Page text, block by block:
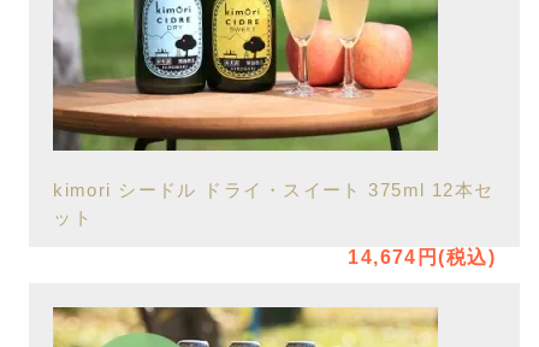
kimori シードル ドライ・スイート 375ml 12本セ
ット
14,674円(税込)